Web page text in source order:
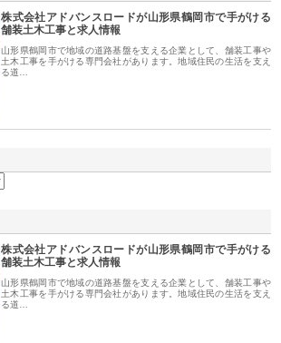
株式会社アドバンスロードが山形県鶴岡市で手がける
舗装土木工事と求人情報
山形県鶴岡市で地域の道路基盤を支える企業として、舗装工事や
土木工事を手がける専門会社があります。地域住民の生活を支え
る道…
株式会社アドバンスロードが山形県鶴岡市で手がける
舗装土木工事と求人情報
山形県鶴岡市で地域の道路基盤を支える企業として、舗装工事や
土木工事を手がける専門会社があります。地域住民の生活を支え
る道…